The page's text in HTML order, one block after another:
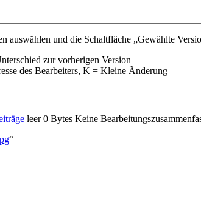
auswählen und die Schaltfläche „Gewählte
zur vorherigen Version
des Bearbeiters, K = Kleine Änderung
leer 0 Bytes Keine
“